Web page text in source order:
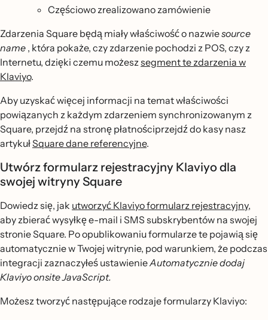
Częściowo zrealizowano zamówienie
Zdarzenia Square będą miały właściwość o nazwiesource
name , która pokaże, czy zdarzenie pochodzi z POS, czy z
Internetu, dzięki czemu możeszsegment te zdarzenia w
Klaviyo.
Aby uzyskać więcej informacji na temat właściwości
powiązanych z każdym zdarzeniem synchronizowanym z
Square, przejdź na stronę płatnościprzejdź do kasy nasz
artykułSquare dane referencyjne.
Utwórz formularz rejestracyjny Klaviyo dla
swojej witryny Square
Dowiedz się, jak utworzyć Klaviyo formularz rejestracyjny,
aby zbierać wysyłkę e-mail i SMS subskrybentów na swojej
stronie Square. Po opublikowaniu formularze te pojawią się
automatycznie w Twojej witrynie, pod warunkiem, że podczas
integracji zaznaczyłeś ustawienieAutomatycznie dodaj
Klaviyo onsite JavaScript.
Możesz tworzyć następujące rodzaje formularzy Klaviyo: